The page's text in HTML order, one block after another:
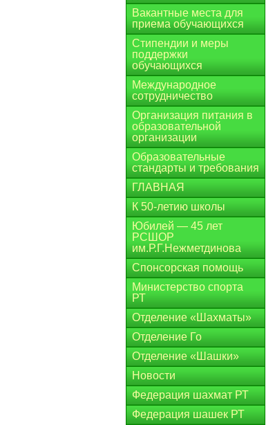
Вакантные места для
приема обучающихся
Стипендии и меры
поддержки
обучающихся
Международное
сотрудничество
Организация питания в
образовательной
организации
Образовательные
стандарты и требования
ГЛАВНАЯ
К 50-летию школы
Юбилей — 45 лет
РСШОР
им.Р.Г.Нежметдинова
Спонсорская помощь
Министерство спорта
РТ
Отделение «Шахматы»
Отделение Го
Отделение «Шашки»
Новости
Федерация шахмат РТ
Федерация шашек РТ